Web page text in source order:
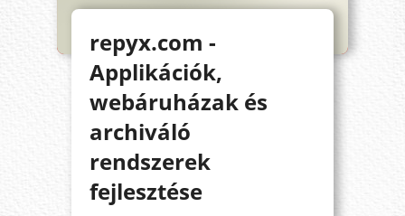
repyx.com -
Applikációk,
webáruházak és
archiváló
rendszerek
fejlesztése